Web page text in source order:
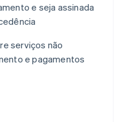
e seja assinada
serviços não
e pagamentos